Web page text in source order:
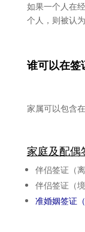
如果一个人在
个人，则被认
谁可以在签
家属可以包含
家庭及配偶
伴侣签证（
伴侣签证（
准婚姻签证